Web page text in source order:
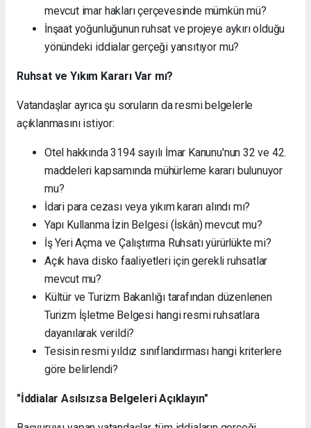
mevcut imar hakları çerçevesinde mümkün mü?
İnşaat yoğunluğunun ruhsat ve projeye aykırı olduğu
yönündeki iddialar gerçeği yansıtıyor mu?
Ruhsat ve Yıkım Kararı Var mı?
Vatandaşlar ayrıca şu soruların da resmi belgelerle
açıklanmasını istiyor:
Otel hakkında 3194 sayılı İmar Kanunu'nun 32 ve 42.
maddeleri kapsamında mühürleme kararı bulunuyor
mu?
İdari para cezası veya yıkım kararı alındı mı?
Yapı Kullanma İzin Belgesi (İskân) mevcut mu?
İş Yeri Açma ve Çalıştırma Ruhsatı yürürlükte mi?
Açık hava disko faaliyetleri için gerekli ruhsatlar
mevcut mu?
Kültür ve Turizm Bakanlığı tarafından düzenlenen
Turizm İşletme Belgesi hangi resmi ruhsatlara
dayanılarak verildi?
Tesisin resmi yıldız sınıflandırması hangi kriterlere
göre belirlendi?
"İddialar Asılsızsa Belgeleri Açıklayın"